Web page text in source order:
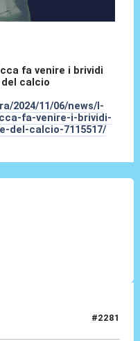
fa venire i brividi
calcio
2024/11/06/news/l-
fa-venire-i-brividi-
del-calcio-7115517/
#2281